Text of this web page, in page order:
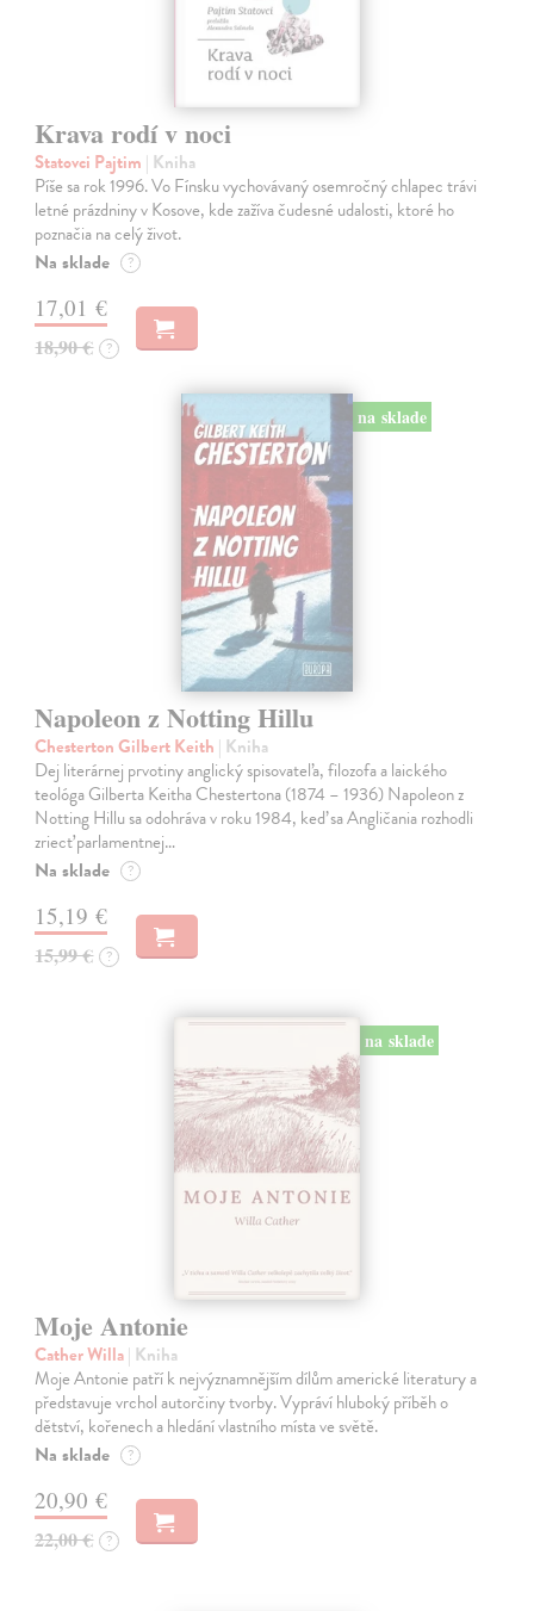
Krava rodí v noci
Statovci Pajtim | Kniha
Píše sa rok 1996. Vo Fínsku vychovávaný osemročný chlapec trávi
letné prázdniny v Kosove, kde zažíva čudesné udalosti, ktoré ho
poznačia na celý život.
Na sklade ?
17,01 €
18,90 € ?
na sklade
Napoleon z Notting Hillu
Chesterton Gilbert Keith | Kniha
Dej literárnej prvotiny anglický spisovateľa, filozofa a laického
teológa Gilberta Keitha Chestertona (1874 – 1936) Napoleon z
Notting Hillu sa odohráva v roku 1984, keď sa Angličania rozhodli
zriecť parlamentnej…
Na sklade ?
15,19 €
15,99 € ?
na sklade
Moje Antonie
Cather Willa| Kniha
Moje Antonie patří k nejvýznamnějším dílům americké literatury a
představuje vrchol autorčiny tvorby. Vypráví hluboký příběh o
dětství, kořenech a hledání vlastního místa ve světě.
Na sklade ?
20,90 €
22,00 € ?